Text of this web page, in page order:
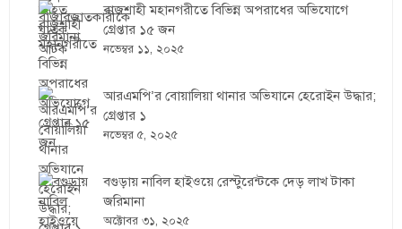
রাজশাহী মহানগরীতে বিভিন্ন অপরাধের অভিযোগে
গ্রেপ্তার ১৫ জন
নভেম্বর ১১, ২০২৫
আরএমপি’র বোয়ালিয়া থানার অভিযানে হেরোইন উদ্ধার;
গ্রেপ্তার ১
নভেম্বর ৫, ২০২৫
বগুড়ায় নাবিল হাইওয়ে রেস্টুরেন্টকে দেড় লাখ টাকা
জরিমানা
অক্টোবর ৩১, ২০২৫